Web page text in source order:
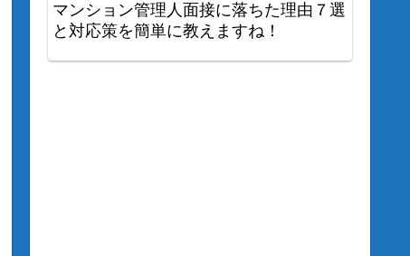
マンション管理人面接に落ちた理由７選
と対応策を簡単に教えますね！